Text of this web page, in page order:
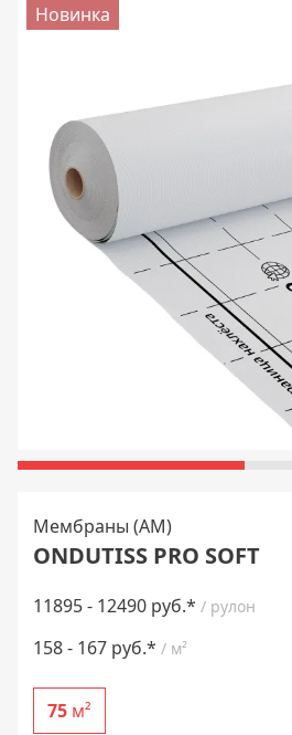
Новинка
Мембраны (AM)
ONDUTISS PRO SOFT
11895 - 12490 руб.* / рулон
158 - 167 руб.* / м²
75м²